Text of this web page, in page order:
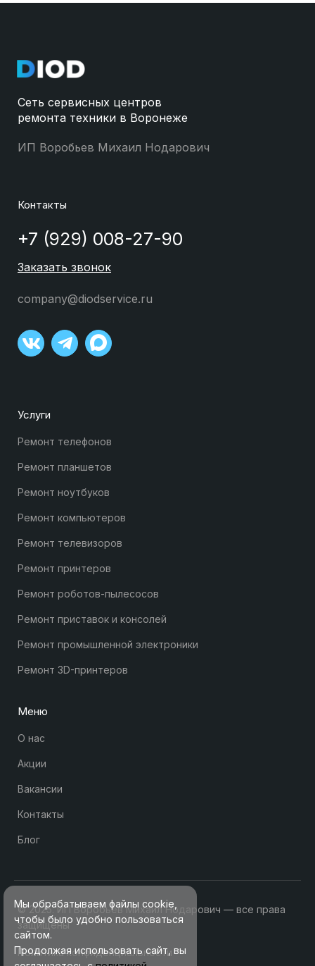
Сеть сервисных центров
ремонта техники в Воронеже
ИП Воробьев Михаил Нодарович
Контакты
+7 (929) 008-27-90
Заказать звонок
company@diodservice.ru
Услуги
Ремонт телефонов
Ремонт планшетов
Ремонт ноутбуков
Ремонт компьютеров
Ремонт телевизоров
Ремонт принтеров
Ремонт роботов-пылесосов
Ремонт приставок и консолей
Ремонт промышленной электроники
Ремонт 3D-принтеров
Меню
О нас
Акции
Вакансии
Контакты
Блог
© 2025. ИП Воробьев Михаил Нодарович — все права
защищены
Политика конфиденциальности
Мы обрабатываем файлы cookie,
чтобы было удобно пользоваться
сайтом.
Продолжая использовать сайт, вы